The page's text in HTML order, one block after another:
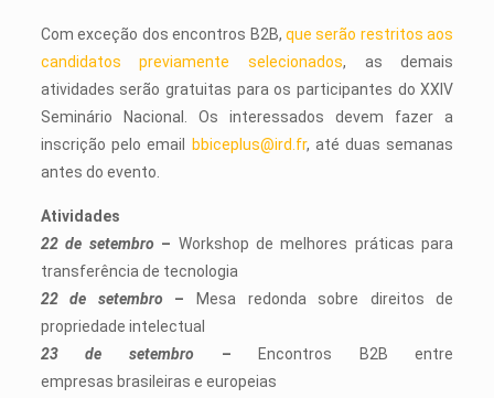
Com exceção dos encontros B2B, que serão restritos aos
candidatos previamente selecionados, as demais
atividades serão gratuitas para os participantes do XXIV
Seminário Nacional. Os interessados devem fazer a
inscrição pelo email
bbiceplus@ird.fr, até duas semanas
antes do evento.
Atividades
22 de setembro– Workshop de melhores práticas para
transferência de tecnologia
22 de setembro–
Mesa redonda sobre direitos de
propriedade intelectual
23 de setembro– Encontros B2B entre
empresas brasileiras e europeias